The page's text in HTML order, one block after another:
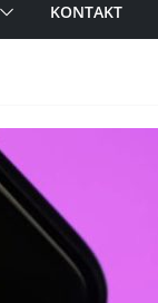
KONTAKT